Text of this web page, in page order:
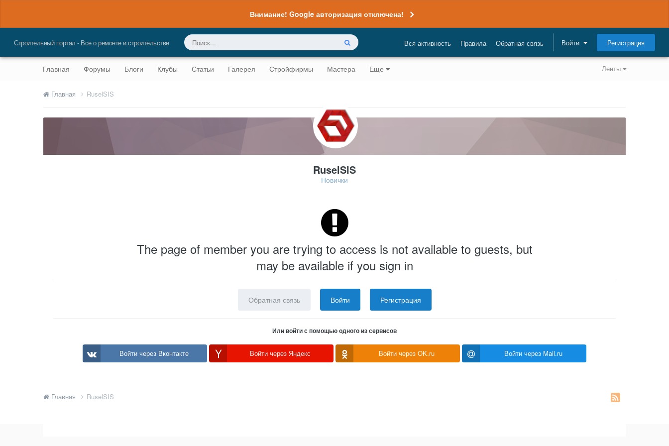
Внимание! Google авторизация отключена!
Строительный портал - Все о ремонте и строительстве Вся активность Правила Обратная связь Войти Регистрация
Ленты
Главная Форумы Блоги Клубы Статьи Галерея Стройфирмы Мастера Еще
Главная RuselSIS
RuselSIS
Новички
The page of member you are trying to access is not available to guests, but
may be available if you sign in
Обратная связь Войти Регистрация
Или войти с помощью одного из сервисов
Войти через Вконтакте Войти через Яндекс Войти через OK.ru Войти через Mail.ru
Главная RuselSIS